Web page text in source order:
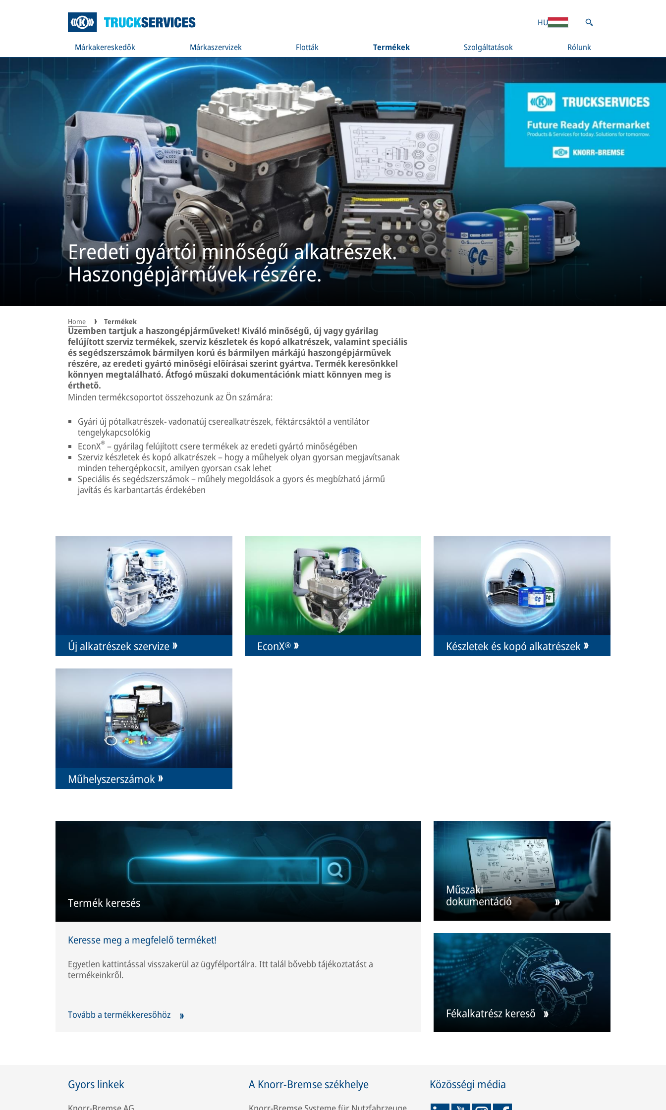
Márkakereskedők Márkaszervizek Flották Termékek Szolgáltatások Rólunk
HU
Eredeti gyártói minőségű alkatrészek.
Haszongépjárművek részére.
Home Termékek
Üzemben tartjuk a haszongépjárműveket! Kiváló minőségű, új vagy gyárilag
felújított szerviz termékek, szerviz készletek és kopó alkatrészek, valamint speciális
és segédszerszámok bármilyen korú és bármilyen márkájú haszongépjárművek
részére, az eredeti gyártó minőségi előírásai szerint gyártva. Termék keresőnkkel
könnyen megtalálható. Átfogó műszaki dokumentációnk miatt könnyen meg is
érthető.
Minden termékcsoportot összehozunk az Ön számára:
Gyári új pótalkatrészek- vadonatúj cserealkatrészek, féktárcsáktól a ventilátor
tengelykapcsolókig
EconX® – gyárilag felújított csere termékek az eredeti gyártó minőségében
Szerviz készletek és kopó alkatrészek – hogy a műhelyek olyan gyorsan megjavítsanak
minden tehergépkocsit, amilyen gyorsan csak lehet
Speciális és segédszerszámok – műhely megoldások a gyors és megbízható jármű
javítás és karbantartás érdekében
Új alkatrészek szervize EconX® Készletek és kopó alkatrészek
Műhelyszerszámok
Termék keresés
Keresse meg a megfelelő terméket!
Egyetlen kattintással visszakerül az ügyfélportálra. Itt talál bővebb tájékoztatást a
termékeinkről.
Tovább a termékkeresőhöz
Műszaki
dokumentáció
Fékalkatrész kereső
Gyors linkek A Knorr-Bremse székhelye Közösségi média